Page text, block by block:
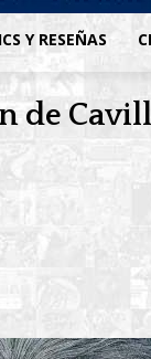
Y RESEÑAS
de